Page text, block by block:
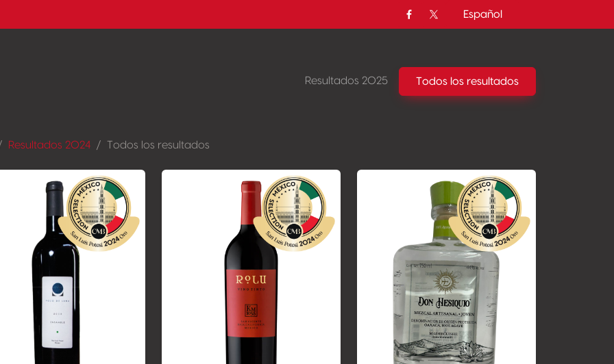
FacebookTwitter / X
Español
Resultados 2025 Todos los resultados
Resultados 2024 Todos los resultados